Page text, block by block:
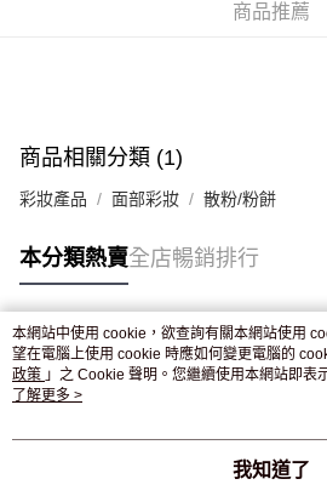
付款後門市自取，訂單確認後2-4個工作
商品推薦
商品相關分類 (1)
彩妝產品 面部彩妝 散粉/粉餅
本分類熱賣全店暢銷排行
熱門標籤
熱銷排行
本網站中使用 cookie，欲查詢有關本網站使用
望在電腦上使用 cookie 時應如何變更電腦的
政策 」之 Cookie 聲明。您繼續使用本網站即表
條款之 Cookie 聲明使用 cookie。
了解更多 >
我知道了